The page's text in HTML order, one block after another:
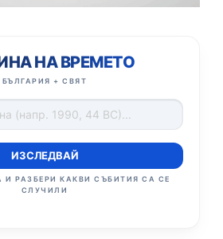
НА ВРЕМЕТО
БЪЛГАРИЯ + СВЯТ
ИЗСЛЕДВАЙ
РАЗБЕРИ КАКВИ СЪБИТИЯ СА СЕ
СЛУЧИЛИ